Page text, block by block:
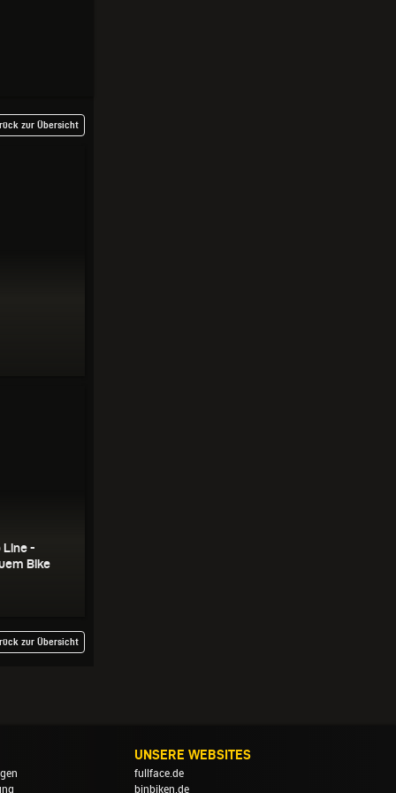
zur Übersicht
-
Bike
zur Übersicht
UNSERE WEBSITES
fullface.de
binbiken.de